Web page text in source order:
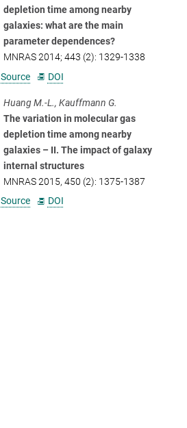
depletion time among nearby
galaxies: what are the main
parameter dependences?
MNRAS 2014; 443 (2): 1329-1338
Source
DOI
Huang M.-L., Kauffmann G.
The variation in molecular gas
depletion time among nearby
galaxies – II. The impact of galaxy
internal structures
MNRAS 2015, 450 (2): 1375-1387
Source
DOI